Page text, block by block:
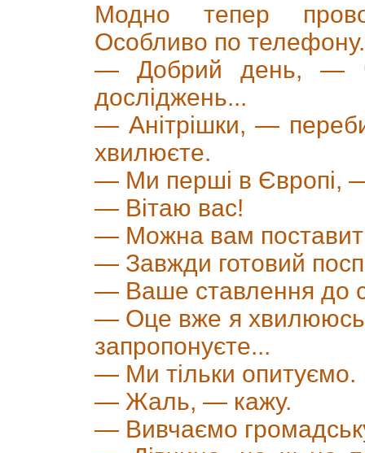
Модно тепер
Особливо по телефону.
— Добрий день, —
досліджень...
— Анітрішки, —
хвилюєте.
— Ми перші в Європі, —
— Вітаю вас!
— Можна вам
— Завжди готовий
— Ваше ставлення до
— Оце вже я
запропонуєте...
— Ми тільки опитуємо.
— Жаль, — кажу.
— Вивчаємо